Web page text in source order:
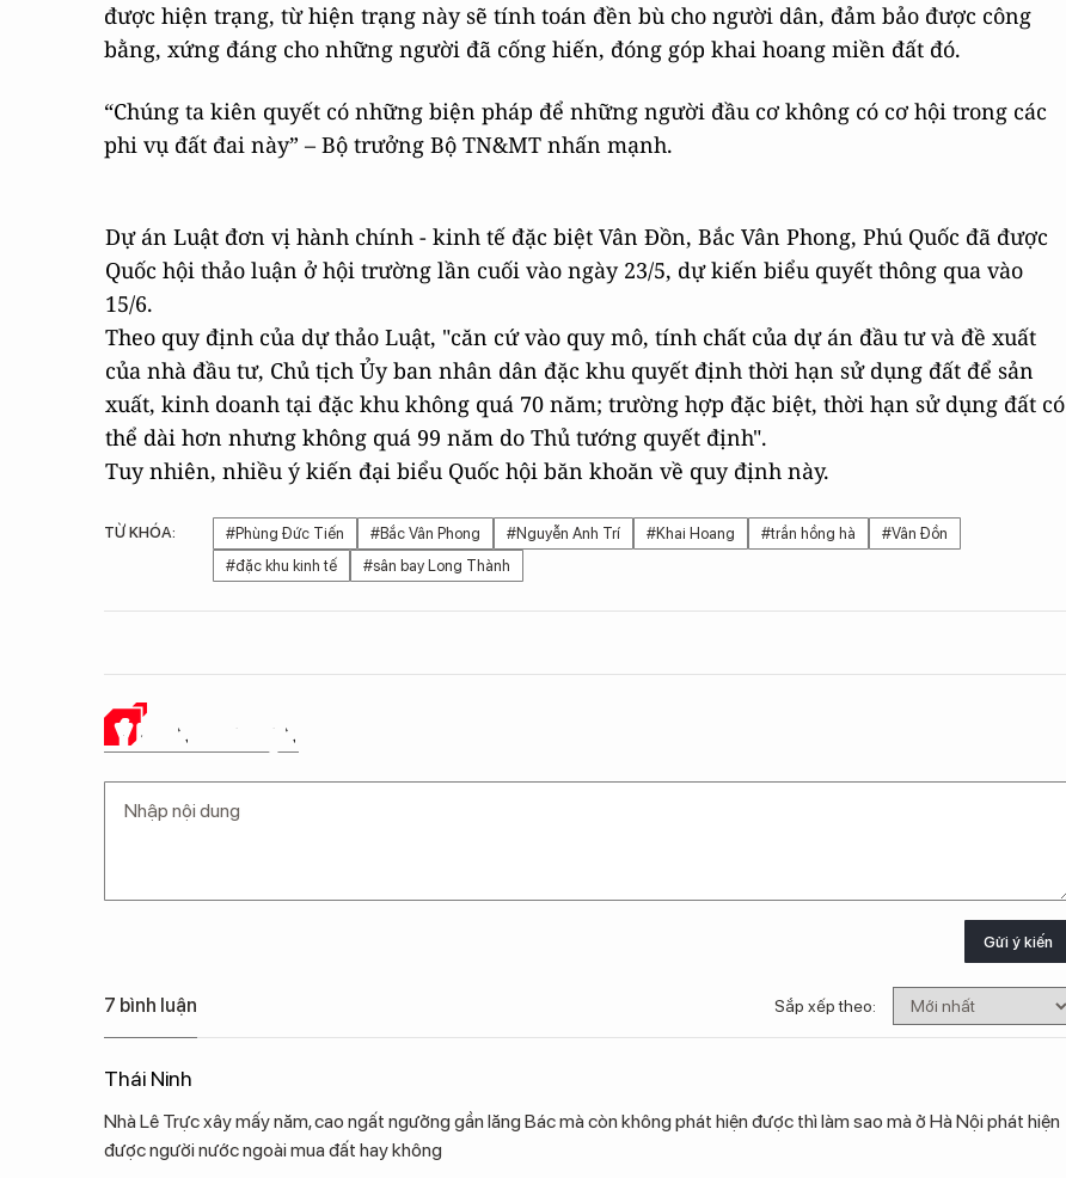
được hiện trạng, từ hiện trạng này sẽ tính toán đền bù cho người dân, đảm bảo được công
bằng, xứng đáng cho những người đã cống hiến, đóng góp khai hoang miền đất đó.
“Chúng ta kiên quyết có những biện pháp để những người đầu cơ không có cơ hội trong các
phi vụ đất đai này” – Bộ trưởng Bộ TN&MT nhấn mạnh.
Dự án Luật đơn vị hành chính - kinh tế đặc biệt Vân Đồn, Bắc Vân Phong, Phú Quốc đã được
Quốc hội thảo luận ở hội trường lần cuối vào ngày 23/5, dự kiến biểu quyết thông qua vào
15/6.
Theo quy định của dự thảo Luật, "căn cứ vào quy mô, tính chất của dự án đầu tư và đề xuất
của nhà đầu tư, Chủ tịch Ủy ban nhân dân đặc khu quyết định thời hạn sử dụng đất để sản
xuất, kinh doanh tại đặc khu không quá 70 năm; trường hợp đặc biệt, thời hạn sử dụng đất có
thể dài hơn nhưng không quá 99 năm do Thủ tướng quyết định".
Tuy nhiên, nhiều ý kiến đại biểu Quốc hội băn khoăn về quy định này.
TỪ KHÓA: #Phùng Đức Tiến #Bắc Vân Phong #Nguyễn Anh Trí #Khai Hoang #trần hồng hà
#Vân Đồn
#đặc khu kinh tế
#sân bay Long Thành
Ý KIẾN CỦA BẠN
Gửi ý kiến
7 bình luận Sắp xếp theo:
Thái Ninh
Nhà Lê Trực xây mấy năm, cao ngất ngưởng gần lăng Bác mà còn không phát hiện được thì làm sao mà ở Hà Nội phát hiện
được người nước ngoài mua đất hay không